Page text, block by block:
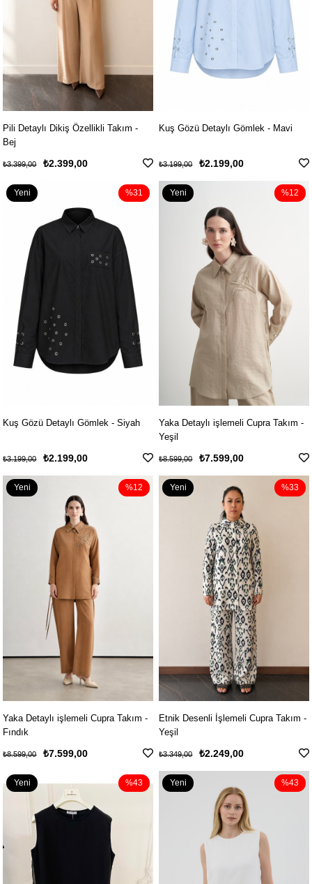
Pili Detaylı Dikiş Özellikli Takım -
Bej
₺2.399,00
₺3.399,00
Kuş Gözü Detaylı Gömlek - Mavi
₺2.199,00
₺3.199,00
Kuş Gözü Detaylı Gömlek - Siyah
₺2.199,00
₺3.199,00
%31
Yeni
Yaka Detaylı işlemeli Cupra Takım -
Yeşil
₺7.599,00
₺8.599,00
%12
Yeni
Yaka Detaylı işlemeli Cupra Takım -
Fındık
₺7.599,00
₺8.599,00
%12
Yeni
Etnik Desenli İşlemeli Cupra Takım -
Yeşil
₺2.249,00
₺3.349,00
%33
Yeni
%43
Yeni
%43
Yeni